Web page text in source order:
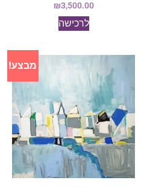
₪3,500.00
לרכישה
מבצע!